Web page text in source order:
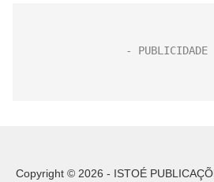
Copyright © 2026 - ISTOÉ